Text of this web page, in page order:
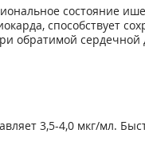
состояние
способствует
обратимой сердечной
3,5-4,0 мкг/мл.